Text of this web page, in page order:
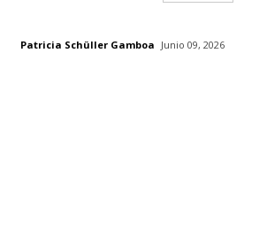
Patricia Schüller Gamboa Junio 09, 2026